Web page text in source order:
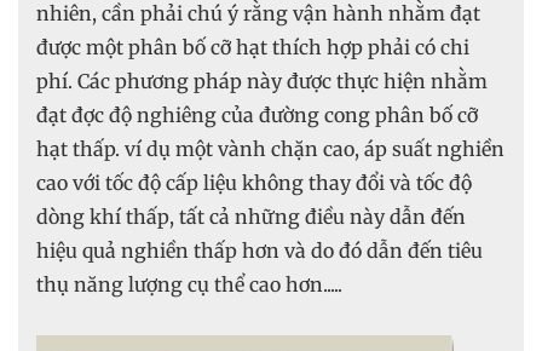
nhiên, cần phải chú ý rằng vận hành nhằm đạt
được một phân bố cỡ hạt thích hợp phải có chi
phí. Các phương pháp này được thực hiện nhằm
đạt đợc độ nghiêng của đường cong phân bố cỡ
hạt thấp. ví dụ một vành chặn cao, áp suất nghiền
cao với tốc độ cấp liệu không thay đổi và tốc độ
dòng khí thấp, tất cả những điều này dẫn đến
hiệu quả nghiền thấp hơn và do đó dẫn đến tiêu
thụ năng lượng cụ thể cao hơn.....